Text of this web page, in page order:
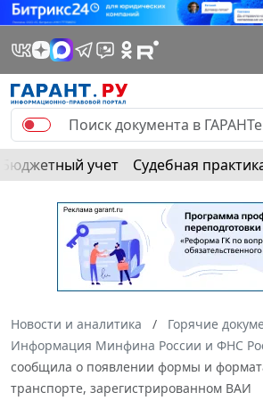
Бюджетный учет Судебная
Новости и аналитика
Горячие
Информация Минфина России и ФНС
сообщила о появлении формы и
транспорте, зарегистрированном ВАИ